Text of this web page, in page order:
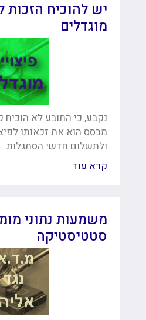
יש להוכיח הזכות
מוגדלים
נקבע, כי התובע לא הוכיח
מבסס הוא את זכאותו
ולתשלום חדשי הסתגלות.
קרא עוד
משמעות נתוני
סטטיסטיקה